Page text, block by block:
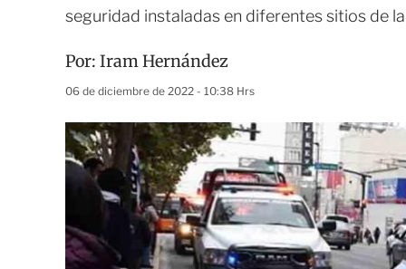
seguridad instaladas en diferentes sitios de
Por: Iram Hernández
06 de diciembre de 2022 - 10:38 Hrs